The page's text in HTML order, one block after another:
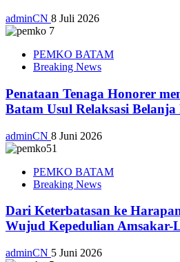
adminCN 8 Juli 2026
PEMKO BATAM
Breaking News
Penataan Tenaga Honorer
Batam Usul Relaksasi Belanja
adminCN 8 Juni 2026
PEMKO BATAM
Breaking News
Dari Keterbatasan ke
Wujud Kepedulian Amsakar-
adminCN 5 Juni 2026